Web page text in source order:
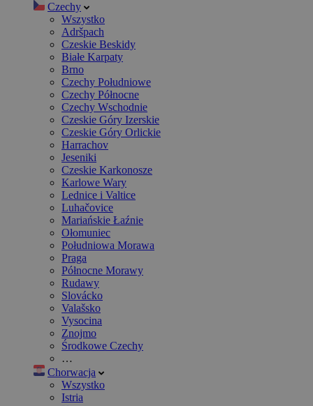
Czechy
Wszystko
Adršpach
Czeskie Beskidy
Białe Karpaty
Brno
Czechy Południowe
Czechy Północne
Czechy Wschodnie
Czeskie Góry Izerskie
Czeskie Góry Orlickie
Harrachov
Jeseniki
Czeskie Karkonosze
Karlowe Wary
Lednice i Valtice
Luhačovice
Mariańskie Łaźnie
Ołomuniec
Południowa Morawa
Praga
Północne Morawy
Rudawy
Slovácko
Valašsko
Vysocina
Znojmo
Środkowe Czechy
…
Chorwacja
Wszystko
Istria